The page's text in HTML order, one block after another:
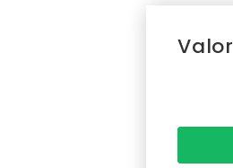
Valor